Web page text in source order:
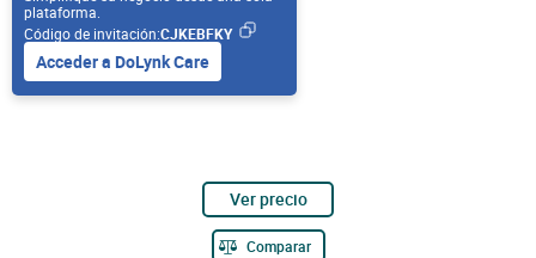
plataforma.
Código de invitación:CJKEBFKY
Acceder a DoLynk Care
Ver precio
Comparar